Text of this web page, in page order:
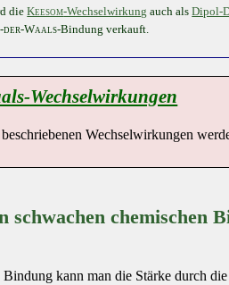
dieKeesom-Wechselwirkung auch alsDipol-
der-Waals-Bindung verkauft.
Wechselwirkungen
Wechselwirkungen
schwachen chemischen
kann man die Stärke durch die